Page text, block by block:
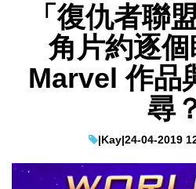
Facebook Instagram
科技焦點
網絡生活
EduTech
「復仇者聯
角片約逐
Marvel 作品
尋
|Kay|24-04-2019